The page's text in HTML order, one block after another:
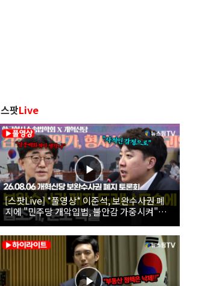
스팟Live
[스팟Live] *풀영상* 이준석, 보완수사권 폐
지에 "민주당 개악입법, 불안감 가중시켜"｜
26.08.06 개혁신당 보완수사권 폐지 토론회